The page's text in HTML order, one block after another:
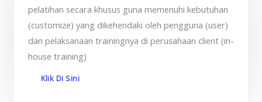
pelatihan secara khusus guna memenuhi kebutuhan
(customize) yang dikehendaki oleh pengguna (user)
dan pelaksanaan trainingnya di perusahaan client (in-
house training)
Klik Di Sini